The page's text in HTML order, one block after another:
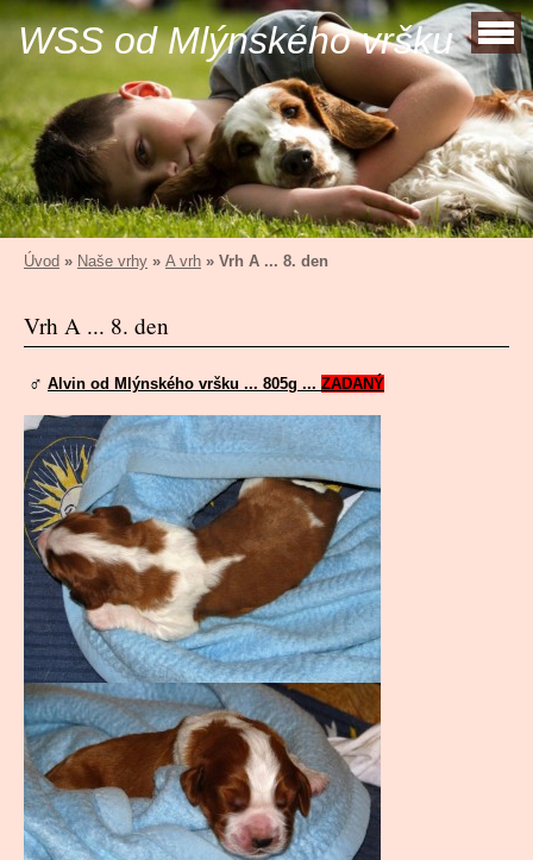
WSS od Mlýnského vršku
Úvod » Naše vrhy » A vrh » Vrh A ... 8. den
Vrh A ... 8. den
♂ Alvin od Mlýnského vršku ... 805g ... ZADANÝ